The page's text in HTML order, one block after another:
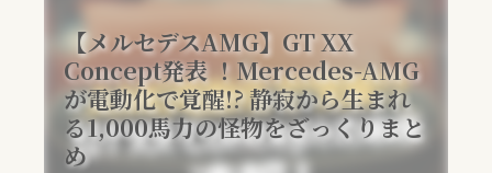
【メルセデスAMG】GT XX
Concept発表 ！Mercedes-AMG
が電動化で覚醒!? 静寂から生まれ
る1,000馬力の怪物をざっくりまと
め